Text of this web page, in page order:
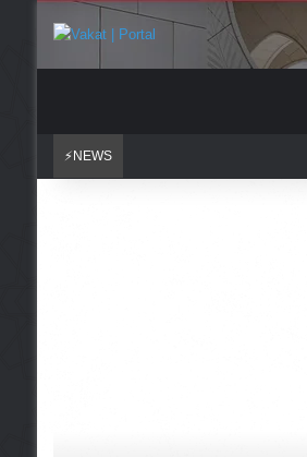
⚡NEWS